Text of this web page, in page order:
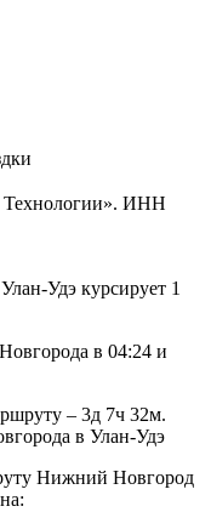
Технологии». ИНН
Удэ курсирует 1
в 04:24 и
– 3д 7ч 32м.
в Улан-Удэ
Нижний Новгород